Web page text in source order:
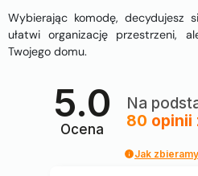
Wybierając komodę, decydujesz
ułatwi organizację przestrzeni,
Twojego domu.
5.0
Ocena
Na
80 opinii
Jak